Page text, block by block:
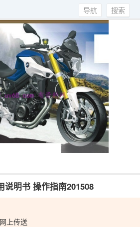
搜索
导航
说明书 操作指南201508
网上传送